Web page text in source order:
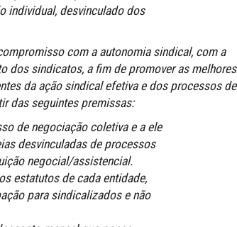
individual, desvinculado dos
com a autonomia sindical, com a
dos sindicatos, a fim de promover as melhores
da ação sindical efetiva e dos processos de
das seguintes premissas:
de negociação coletiva e a ele
desvinculadas de processos
negocial/assistencial.
estatutos de cada entidade,
para sindicalizados e não